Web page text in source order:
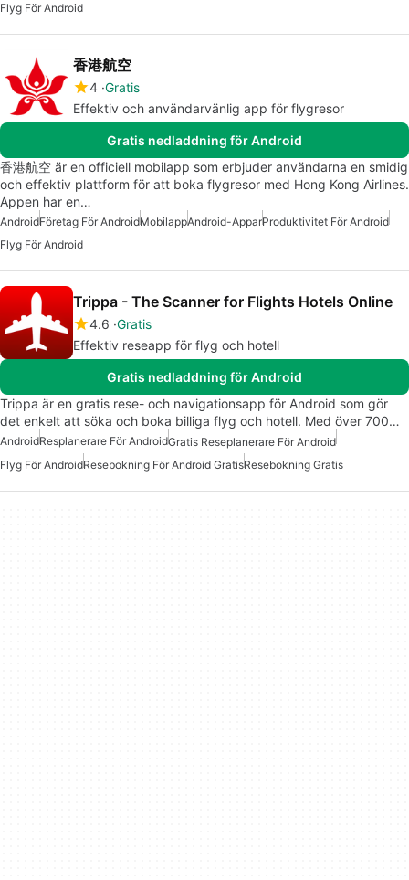
Flyg För Android
香港航空
4 Gratis
Effektiv och användarvänlig app för flygresor
Gratis nedladdning för Android
香港航空 är en officiell mobilapp som erbjuder användarna en smidig
och effektiv plattform för att boka flygresor med Hong Kong Airlines.
Appen har en…
AndroidFöretag För AndroidMobilappAndroid-ApparProduktivitet För Android
Flyg För Android
Trippa - The Scanner for Flights Hotels Online
4.6 Gratis
Effektiv reseapp för flyg och hotell
Gratis nedladdning för Android
Trippa är en gratis rese- och navigationsapp för Android som gör
det enkelt att söka och boka billiga flyg och hotell. Med över 700…
AndroidResplanerare För AndroidGratis Reseplanerare För Android
Flyg För AndroidResebokning För Android GratisResebokning Gratis